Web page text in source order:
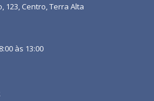
123, Centro, Terra Alta
às 13:00